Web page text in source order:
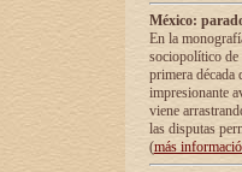
México:
En la
sociopolítico de
primera década
impresionante
viene
las disputas
(más